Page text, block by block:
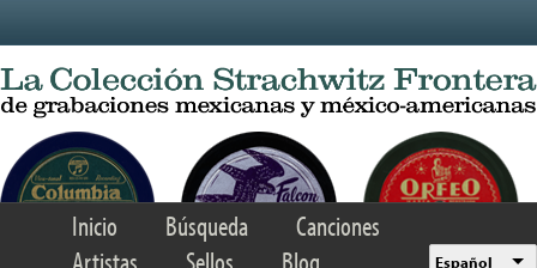
Inicio Búsqueda
Canciones
Español